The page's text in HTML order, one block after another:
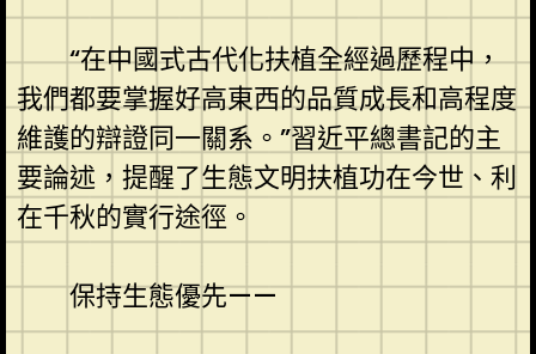
“在中國式古代化扶植全經過歷程中，
我們都要掌握好高東西的品質成長和高程度
維護的辯證同一關系。”習近平總書記的主
要論述，提醒了生態文明扶植功在今世、利
在千秋的實行途徑。
保持生態優先——